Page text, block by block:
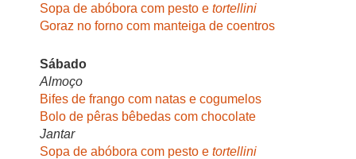
Sopa de abóbora com pesto e tortellini
Goraz no forno com manteiga de coentros
Sábado
Almoço
Bifes de frango com natas e cogumelos
Bolo de pêras bêbedas com chocolate
Jantar
Sopa de abóbora com pesto e tortellini